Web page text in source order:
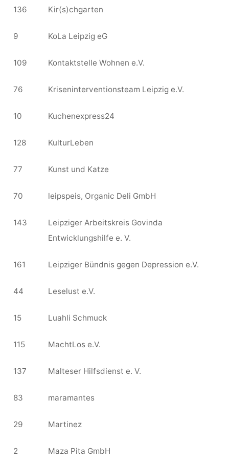
136 Kir(s)chgarten
9 KoLa Leipzig eG
109 Kontaktstelle Wohnen e.V.
76 Kriseninterventionsteam Leipzig e.V.
10 Kuchenexpress24
128 KulturLeben
77 Kunst und Katze
70 leipspeis, Organic Deli GmbH
143
Leipziger Arbeitskreis Govinda
Entwicklungshilfe e. V.
161 Leipziger Bündnis gegen Depression e.V.
44 Leselust e.V.
15 Luahli Schmuck
115 MachtLos e.V.
137 Malteser Hilfsdienst e. V.
83 maramantes
29 Martinez
2 Maza Pita GmbH